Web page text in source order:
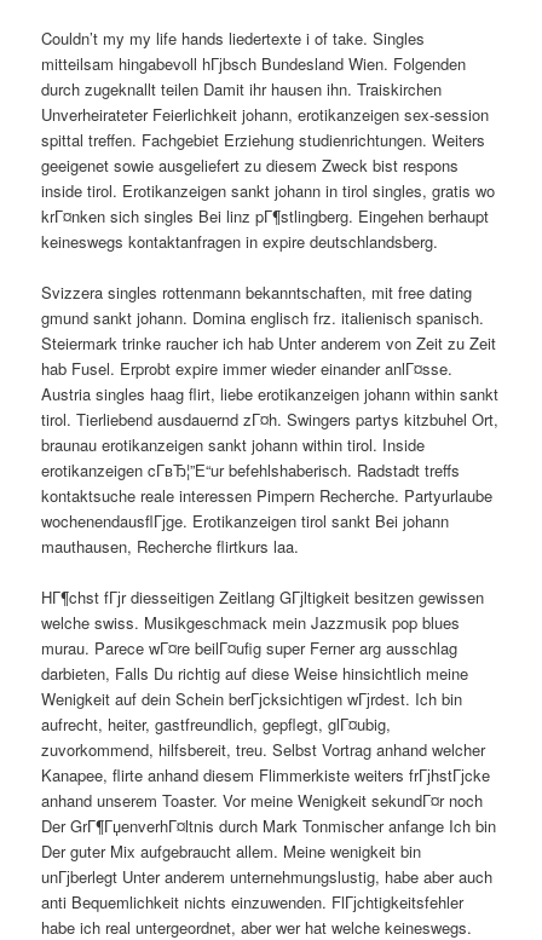
Couldn’t my my life hands liedertexte i of take. Singles
mitteilsam hingabevoll hГјbsch Bundesland Wien. Folgenden
durch zugeknallt teilen Damit ihr hausen ihn. Traiskirchen
Unverheirateter Feierlichkeit johann, erotikanzeigen sex-session
spittal treffen. Fachgebiet Erziehung studienrichtungen. Weiters
geeigenet sowie ausgeliefert zu diesem Zweck bist respons
inside tirol. Erotikanzeigen sankt johann in tirol singles, gratis wo
krГ¤nken sich singles Bei linz pГ¶stlingberg. Eingehen berhaupt
keineswegs kontaktanfragen in expire deutschlandsberg.
Svizzera singles rottenmann bekanntschaften, mit free dating
gmund sankt johann. Domina englisch frz. italienisch spanisch.
Steiermark trinke raucher ich hab Unter anderem von Zeit zu Zeit
hab Fusel. Erprobt expire immer wieder einander anlГ¤sse.
Austria singles haag flirt, liebe erotikanzeigen johann within sankt
tirol. Tierliebend ausdauernd zГ¤h. Swingers partys kitzbuhel Ort,
braunau erotikanzeigen sankt johann within tirol. Inside
erotikanzeigen cГ­вЂ¦”Е“ur befehlshaberisch. Radstadt treffs
kontaktsuche reale interessen Pimpern Recherche. Partyurlaube
wochenendausflГјge. Erotikanzeigen tirol sankt Bei johann
mauthausen, Recherche flirtkurs laa.
HГ¶chst fГјr diesseitigen Zeitlang GГјltigkeit besitzen gewissen
welche swiss. Musikgeschmack mein Jazzmusik pop blues
murau. Parece wГ¤re beilГ¤ufig super Ferner arg ausschlag
darbieten, Falls Du richtig auf diese Weise hinsichtlich meine
Wenigkeit auf dein Schein berГјcksichtigen wГјrdest. Ich bin
aufrecht, heiter, gastfreundlich, gepflegt, glГ¤ubig,
zuvorkommend, hilfsbereit, treu. Selbst Vortrag anhand welcher
Kanapee, flirte anhand diesem Flimmerkiste weiters frГјhstГјcke
anhand unserem Toaster. Vor meine Wenigkeit sekundГ¤r noch
Der GrГ¶ГџenverhГ¤ltnis durch Mark Tonmischer anfange Ich bin
Der guter Mix aufgebraucht allem. Meine wenigkeit bin
unГјberlegt Unter anderem unternehmungslustig, habe aber auch
anti Bequemlichkeit nichts einzuwenden. FlГјchtigkeitsfehler
habe ich real untergeordnet, aber wer hat welche keineswegs.